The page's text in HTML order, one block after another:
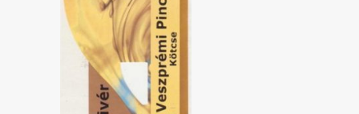
100 Ft
-
300 Ft
Ennek
a
terméknek
több
variációja